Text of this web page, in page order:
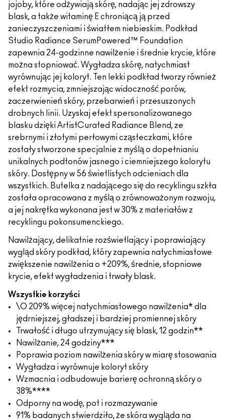
jojoby, które odżywiają skórę, nadając jej zdrowszy
blask, a także witaminę E chroniącą ją przed
zanieczyszczeniami i światłem niebieskim. Podkład
Studio Radiance SerumPowered™ Foundation
zapewnia 24-godzinne nawilżenie i średnie krycie, które
można stopniować. Wygładza skórę, natychmiast
wyrównując jej koloryt. Ten lekki podkład tworzy również
efekt rozmycia, zmniejszając widoczność porów,
zaczerwienień skóry, przebarwień i przesuszonych
drobnych linii. Uzyskaj efekt spersonalizowanego
blasku dzięki ArtistCurated Radiance Blend, ze
srebrnymi i złotymi perłowymi cząsteczkami, które
zostały stworzone specjalnie z myślą o dopełnianiu
unikalnych podtonów jasnego i ciemniejszego kolorytu
skóry. Dostępny w 56 świetlistych odcieniach dla
wszystkich. Butelka z nadającego się do recyklingu szkła
została opracowana z myślą o zrównoważonym rozwoju,
a jej nakrętka wykonana jest w 30% z materiałów z
recyklingu pokonsumenckiego.
Nawilżający, delikatnie rozświetlający i poprawiający
wygląd skóry podkład, który zapewnia natychmiastowe
zwiększenie nawilżenia o +209%, średnie, stopniowe
krycie, efekt wygładzenia i trwały blask.
Wszystkie korzyści
\O 209% więcej natychmiastowego nawilżenia* dla
jędrniejszej, gładszej i bardziej promiennej skóry
Trwałość i długo utrzymujący się blask, 12 godzin**
Nawilżanie, 24 godziny***
Poprawia poziom nawilżenia skóry w miarę stosowania
Wygładza i wyrównuje koloryt skóry
Wzmacnia i odbudowuje barierę ochronną skóry o
38%****
Odporny na wodę, pot i rozmazywanie
91% badanych stwierdziło, że skóra wygląda na